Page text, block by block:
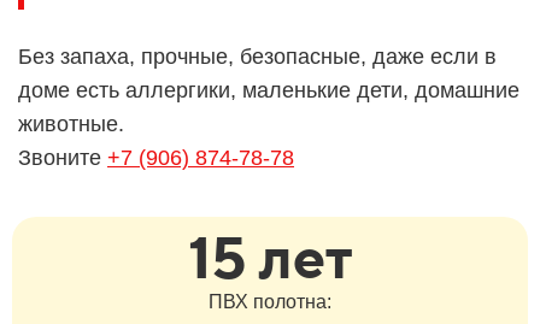
Без запаха, прочные, безопасные, даже если в
доме есть аллергики, маленькие дети, домашние
животные.
Звоните +7 (906) 874-78-78
15 лет
ПВХ полотна: